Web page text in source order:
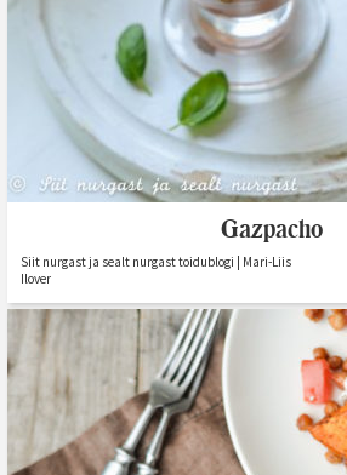
Gazpacho
Siit nurgast ja sealt nurgast toidublogi | Mari-Liis
Ilover